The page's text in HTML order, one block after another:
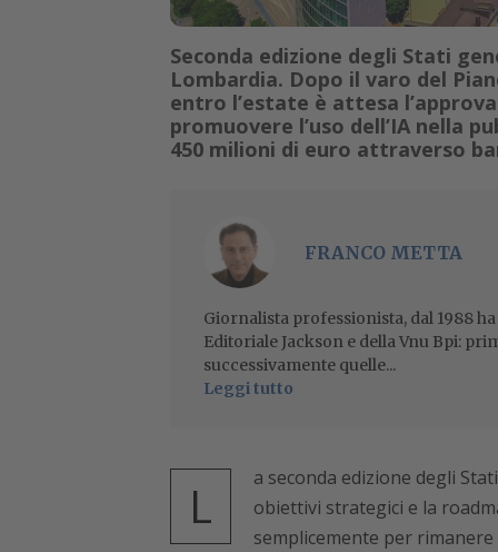
Seconda edizione degli Stati
Lombardia. Dopo il varo del
entro l’estate è attesa
promuovere l’uso dell’IA nella
450 milioni di euro attraverso
FRANCO METTA
Giornalista professionista, dal 1988
Editoriale Jackson e della Vnu Bpi:
successivamente quelle...
Leggi tutto
L
a seconda edizione degli
obiettivi strategici e la
semplicemente per